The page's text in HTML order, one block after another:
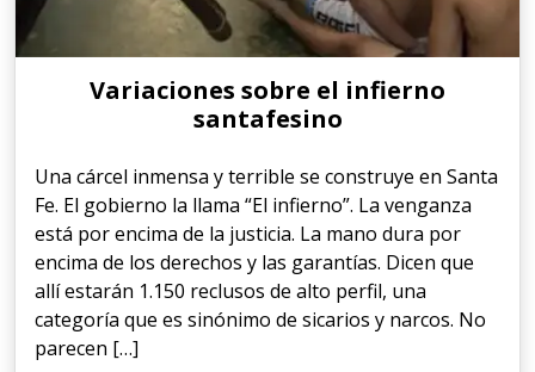
Variaciones sobre el infierno
santafesino
Una cárcel inmensa y terrible se construye en Santa
Fe. El gobierno la llama “El infierno”. La venganza
está por encima de la justicia. La mano dura por
encima de los derechos y las garantías. Dicen que
allí estarán 1.150 reclusos de alto perfil, una
categoría que es sinónimo de sicarios y narcos. No
parecen […]